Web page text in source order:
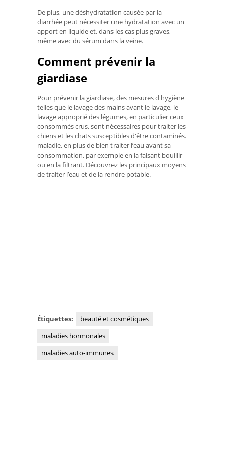
De plus, une déshydratation causée par la
diarrhée peut nécessiter une hydratation avec un
apport en liquide et, dans les cas plus graves,
même avec du sérum dans la veine.
Comment prévenir la
giardiase
Pour prévenir la giardiase, des mesures d'hygiène
telles que le lavage des mains avant le lavage, le
lavage approprié des légumes, en particulier ceux
consommés crus, sont nécessaires pour traiter les
chiens et les chats susceptibles d'être contaminés.
maladie, en plus de bien traiter l’eau avant sa
consommation, par exemple en la faisant bouillir
ou en la filtrant. Découvrez les principaux moyens
de traiter l’eau et de la rendre potable.
Étiquettes:
beauté et cosmétiques
maladies hormonales
maladies auto-immunes